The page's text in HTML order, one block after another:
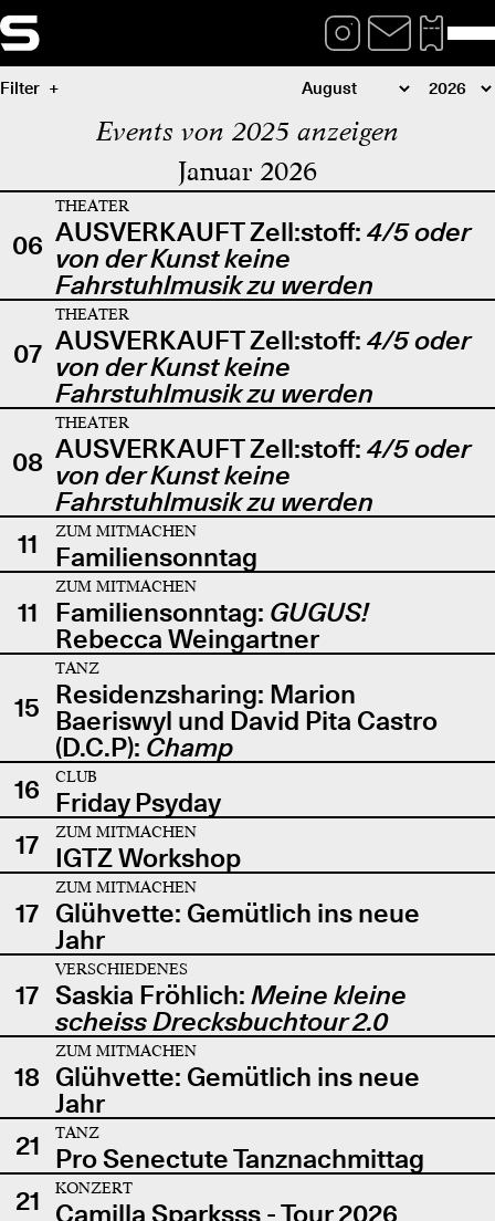
Filter
Events von 2025 anzeigen
Januar 2026
06
THEATER
AUSVERKAUFT Zell:stoff: 4/5 oder
von der Kunst keine
Fahrstuhlmusik zu werden
07
THEATER
AUSVERKAUFT Zell:stoff: 4/5 oder
von der Kunst keine
Fahrstuhlmusik zu werden
08
THEATER
AUSVERKAUFT Zell:stoff: 4/5 oder
von der Kunst keine
Fahrstuhlmusik zu werden
11
ZUM MITMACHEN
Familiensonntag
11
ZUM MITMACHEN
Familiensonntag: GUGUS!
Rebecca Weingartner
15
TANZ
Residenzsharing: Marion
Baeriswyl und David Pita Castro
(D.C.P): Champ
16
CLUB
Friday Psyday
17
ZUM MITMACHEN
IGTZ Workshop
17
ZUM MITMACHEN
Glühvette: Gemütlich ins neue
Jahr
17
VERSCHIEDENES
Saskia Fröhlich: Meine kleine
scheiss Drecksbuchtour 2.0
18
ZUM MITMACHEN
Glühvette: Gemütlich ins neue
Jahr
21
TANZ
Pro Senectute Tanznachmittag
21
KONZERT
Camilla Sparksss - Tour 2026